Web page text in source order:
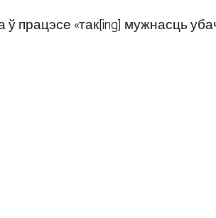
працэсе «так[ing] мужнасць